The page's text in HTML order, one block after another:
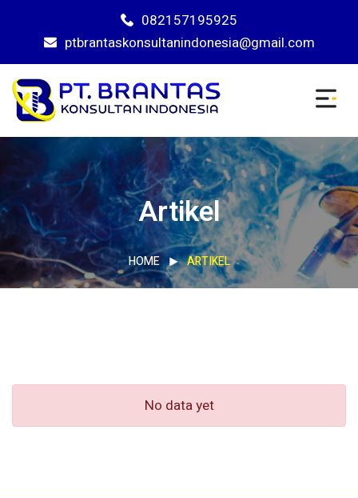
082157195925
ptbrantaskonsultanindonesia@gmail.com
Artikel
HOME ARTIKEL
No data yet